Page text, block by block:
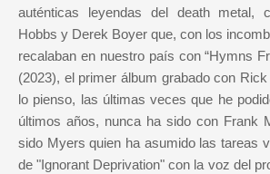
auténticas leyendas del death metal,
Hobbs y Derek Boyer que, con los
recalaban en nuestro país con “Hymns
(2023), el primer álbum grabado con
lo pienso, las últimas veces que he
últimos años, nunca ha sido con Frank
sido Myers quien ha asumido las tareas
de "Ignorant Deprivation" con la voz del